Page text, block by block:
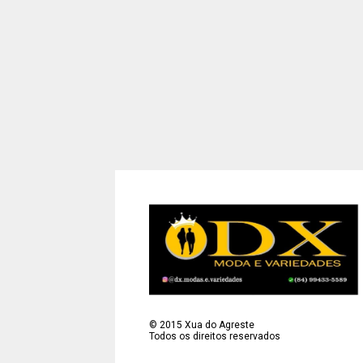
©2015 Xua do Agreste
Todos os direitos reservados